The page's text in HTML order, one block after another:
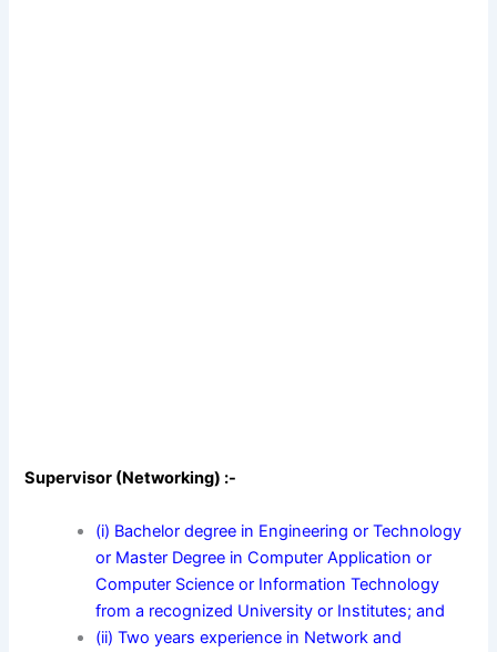
Supervisor (Networking) :-
(i) Bachelor degree in Engineering or Technology
or Master Degree in Computer Application or
Computer Science or Information Technology
from a recognized University or Institutes; and
(ii) Two years experience in Network and